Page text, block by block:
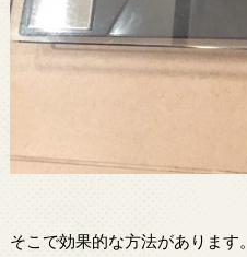
そこで効果的な方法があります。